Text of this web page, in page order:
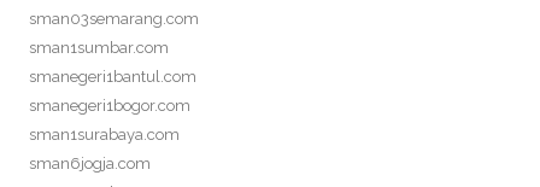
sman03semarang.com
sman1sumbar.com
smanegeri1bantul.com
smanegeri1bogor.com
sman1surabaya.com
sman6jogja.com